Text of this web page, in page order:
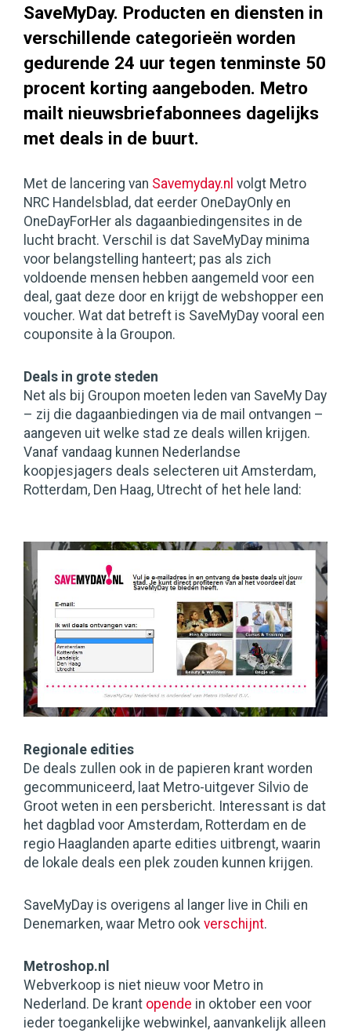
SaveMyDay. Producten en diensten in
verschillende categorieën worden
gedurende 24 uur tegen tenminste 50
procent korting aangeboden. Metro
mailt nieuwsbriefabonnees dagelijks
met deals in de buurt.
Met de lancering van Savemyday.nl volgt Metro
NRC Handelsblad, dat eerder OneDayOnly en
OneDayForHer als dagaanbiedingensites in de
lucht bracht. Verschil is dat SaveMyDay minima
voor belangstelling hanteert; pas als zich
voldoende mensen hebben aangemeld voor een
deal, gaat deze door en krijgt de webshopper een
voucher. Wat dat betreft is SaveMyDay vooral een
couponsite à la Groupon.
Deals in grote steden
Net als bij Groupon moeten leden van SaveMy Day
– zij die dagaanbiedingen via de mail ontvangen –
aangeven uit welke stad ze deals willen krijgen.
Vanaf vandaag kunnen Nederlandse
koopjesjagers deals selecteren uit Amsterdam,
Rotterdam, Den Haag, Utrecht of het hele land:
Regionale edities
De deals zullen ook in de papieren krant worden
gecommuniceerd, laat Metro-uitgever Silvio de
Groot weten in een persbericht. Interessant is dat
het dagblad voor Amsterdam, Rotterdam en de
regio Haaglanden aparte edities uitbrengt, waarin
de lokale deals een plek zouden kunnen krijgen.
SaveMyDay is overigens al langer live in Chili en
Denemarken, waar Metro ook verschijnt.
Metroshop.nl
Webverkoop is niet nieuw voor Metro in
Nederland. De krant opende in oktober een voor
ieder toegankelijke webwinkel, aanvankelijk alleen